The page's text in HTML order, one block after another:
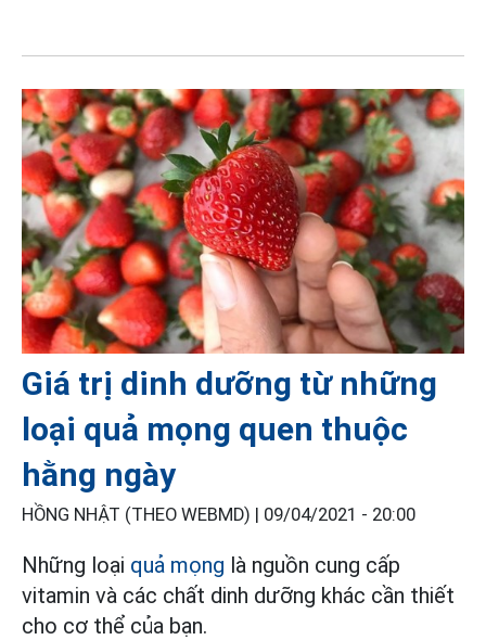
Giá trị dinh dưỡng từ những
loại quả mọng quen thuộc
hằng ngày
HỒNG NHẬT (THEO WEBMD) | 09/04/2021 - 20:00
Những loại quả mọng là nguồn cung cấp
vitamin và các chất dinh dưỡng khác cần thiết
cho cơ thể của bạn.